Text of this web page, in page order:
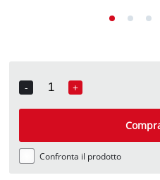
-
Quantity
+
Confronta il prodotto